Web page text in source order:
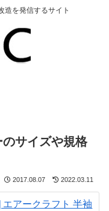
造を発信するサイト
サイズや規格
2017.08.07 2022.03.11
アークラフト 半袖